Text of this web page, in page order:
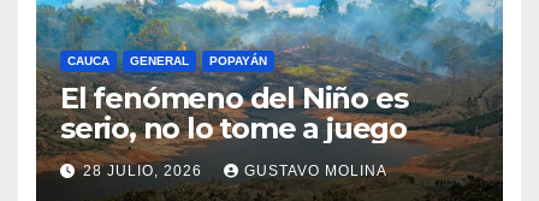
CAUCA GENERAL POPAYÁN
El fenómeno del Niño es
serio, no lo tome a juego
28 JULIO, 2026 GUSTAVO MOLINA